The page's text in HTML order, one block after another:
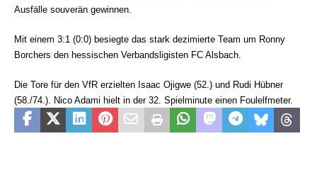
Ausfälle souverän gewinnen.
Mit einem 3:1 (0:0) besiegte das stark dezimierte Team um Ronny
Borchers den hessischen Verbandsligisten FC Alsbach.
Die Tore für den VfR erzielten Isaac Ojigwe (52.) und Rudi Hübner
(58./74.). Nico Adami hielt in der 32. Spielminute einen Foulelfmeter.